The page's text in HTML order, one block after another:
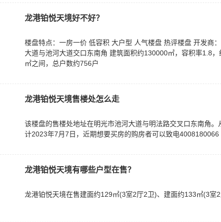
龙港铂悦天境好不好？
楼盘特点：一房一价 低容积 大户型 人气楼盘 热评楼盘 开发商
大道与池河大道交口东南角 建筑面积约130000㎡，容积率1.8
㎡之间，总户数约756户
龙港铂悦天境售楼处怎么走
该楼盘的售楼处地址在明光市池河大道与明法路交叉口东南角
计2023年7月7日，近期想要买房的购房者可以致电
龙港铂悦天境有哪些户型在售？
龙港铂悦天境在售建面约129㎡(3室2厅2卫)、建面约133㎡(3室